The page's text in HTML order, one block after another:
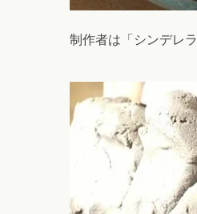
制作者は「シンデレ